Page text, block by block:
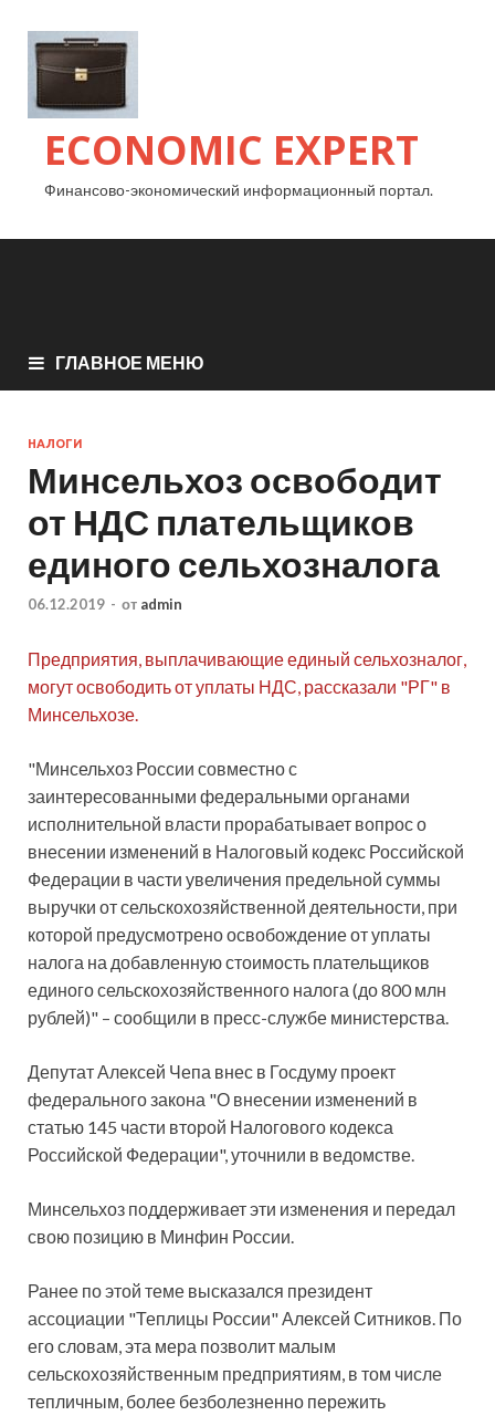
ECONOMIC EXPERT
Финансово-экономический информационный портал.
ГЛАВНОЕ МЕНЮ
НАЛОГИ
Минсельхоз освободит
от НДС плательщиков
единого сельхозналога
06.12.2019 - от admin
Предприятия, выплачивающие единый сельхозналог,
могут освободить от уплаты НДС, рассказали "РГ" в
Минсельхозе.
"Минсельхоз России совместно с
заинтересованными федеральными органами
исполнительной власти прорабатывает вопрос о
внесении изменений в Налоговый кодекс Российской
Федерации в части увеличения предельной суммы
выручки от сельскохозяйственной деятельности, при
которой предусмотрено освобождение от уплаты
налога на добавленную стоимость плательщиков
единого сельскохозяйственного налога (до 800 млн
рублей)" – сообщили в пресс-службе министерства.
Депутат Алексей Чепа внес в Госдуму проект
федерального закона "О внесении изменений в
статью 145 части второй Налогового кодекса
Российской Федерации", уточнили в ведомстве.
Минсельхоз поддерживает эти изменения и передал
свою позицию в Минфин России.
Ранее по этой теме высказался президент
ассоциации "Теплицы России" Алексей Ситников. По
его словам, эта мера позволит малым
сельскохозяйственным предприятиям, в том числе
тепличным, более безболезненно пережить